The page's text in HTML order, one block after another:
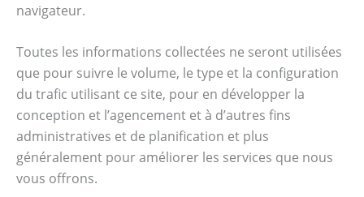
navigateur.
Toutes les informations collectées ne seront utilisées
que pour suivre le volume, le type et la configuration
du trafic utilisant ce site, pour en développer la
conception et l’agencement et à d’autres fins
administratives et de planification et plus
généralement pour améliorer les services que nous
vous offrons.